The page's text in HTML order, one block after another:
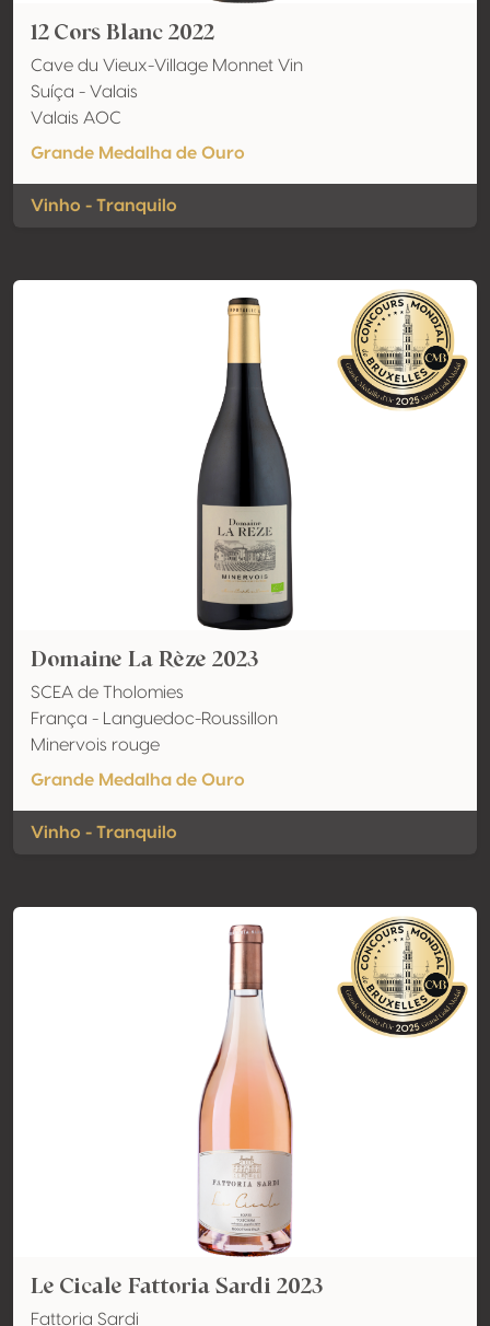
12 Cors Blanc 2022
Cave du Vieux-Village Monnet Vin
Suíça - Valais
Valais AOC
Grande Medalha de Ouro
Vinho - Tranquilo
Domaine La Rèze 2023
SCEA de Tholomies
França - Languedoc-Roussillon
Minervois rouge
Grande Medalha de Ouro
Vinho - Tranquilo
Le Cicale Fattoria Sardi 2023
Fattoria Sardi